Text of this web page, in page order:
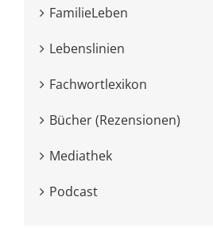
FamilieLeben
Lebenslinien
Fachwortlexikon
Bücher (Rezensionen)
Mediathek
Podcast